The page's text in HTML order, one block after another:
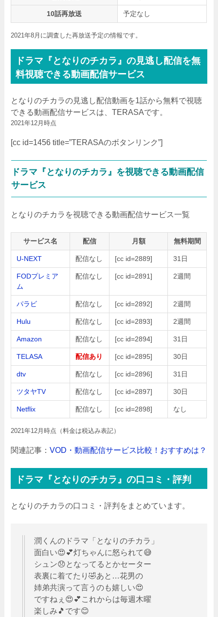
10話再放送 予定なし
2021年8月に調査した再放送予定の情報です。
ドラマ『となりのチカラ』の見逃し配信を無
料視聴できる動画配信サービス
となりのチカラの見逃し配信動画を1話から無料で視聴
できる動画配信サービスは、TERASAです。
2021年12月時点
[cc id=1456 title=”TERASAのボタンリンク”]
ドラマ『となりのチカラ』を視聴できる動画配信
サービス
となりのチカラを視聴できる動画配信サービス一覧
サービス名 配信 月額 無料期間
U-NEXT 配信なし [cc id=2889] 31日
FODプレミア
ム
配信なし [cc id=2891] 2週間
パラビ 配信なし [cc id=2892] 2週間
Hulu 配信なし [cc id=2893] 2週間
Amazon 配信なし [cc id=2894] 31日
TELASA 配信あり [cc id=2895] 30日
dtv 配信なし [cc id=2896] 31日
ツタヤTV 配信なし [cc id=2897] 30日
Netflix 配信なし [cc id=2898] なし
2021年12月時点（料金は税込み表記）
関連記事：VOD・動画配信サービス比較！おすすめは？
ドラマ『となりのチカラ』の口コミ・評判
となりのチカラの口コミ・評判をまとめています。
潤くんのドラマ「となりのチカラ」
面白い😍💕灯ちゃんに怒られて😅
シュン😞となってるとかセーター
表裏に着てたり🤣あと…花男の
姉弟共演って言うのも嬉しい😍
ですねぇ😍💕これからは毎週木曜
楽しみ🎵です😊